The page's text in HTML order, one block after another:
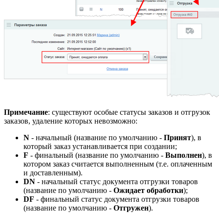
Примечание: существуют особые статусы заказов и отгрузок
заказов, удаление которых невозможно:
N - начальный (название по умолчанию - Принят), в
который заказ устанавливается при создании;
F - финальный (название по умолчанию - Выполнен), в
котором заказ считается выполненным (т.е. оплаченным
и доставленным).
DN - начальный статус документа отгрузки товаров
(название по умолчанию - Ожидает обработки);
DF - финальный статус документа отгрузки товаров
(название по умолчанию - Отгружен).